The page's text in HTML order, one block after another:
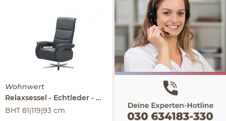
Wohnwert
Relaxsessel Echtleder
Mira
BHT 81|119|93 cm